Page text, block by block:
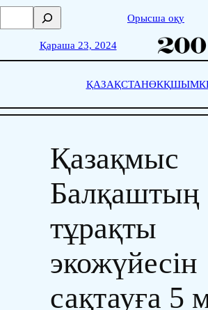
Skip
о
с
Орысша оқу
Қараша 23, 2024
ҚАЗАҚСТАНӨКҚ
Қазақмыс
Балқаштың
тұрақты
экожүйесін
сақтауға 5